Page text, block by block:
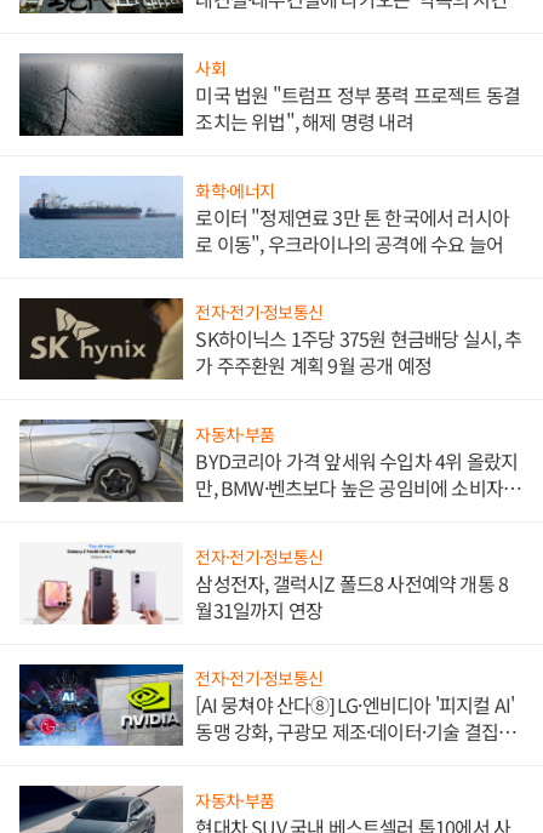
사회
미국 법원 "트럼프 정부 풍력 프로젝트 동결
조치는 위법", 해제 명령 내려
화학·에너지
로이터 "정제연료 3만 톤 한국에서 러시아
로 이동", 우크라이나의 공격에 수요 늘어
전자·전기·정보통신
SK하이닉스 1주당 375원 현금배당 실시, 추
가 주주환원 계획 9월 공개 예정
자동차·부품
BYD코리아 가격 앞세워 수입차 4위 올랐지
만, BMW·벤츠보다 높은 공임비에 소비자
전자·전기·정보통신
삼성전자, 갤럭시Z 폴드8 사전예약 개통 8
월31일까지 연장
전자·전기·정보통신
[AI 뭉쳐야 산다⑧] LG·엔비디아 '피지컬 AI'
동맹 강화, 구광모 제조·데이터·기술 결집
자동차·부품
현대차 SUV 국내 베스트셀러 톱10에서 사